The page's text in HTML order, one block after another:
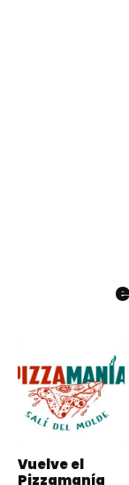
Vuelve el
Pizzamanía